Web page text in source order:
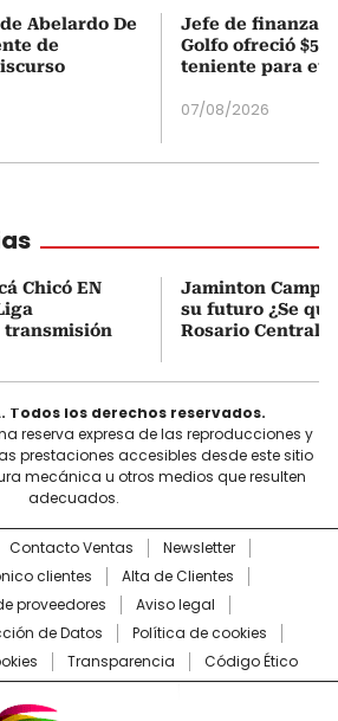
Abelardo De
de
Jefe de finanzas
Golfo ofreció
teniente para
07/08/2026
Chicó EN
transmisión
Jaminton
su futuro ¿Se
Rosario Central?
Todos los derechos reservados.
reserva expresa de las reproducciones y
prestaciones accesibles desde este sitio
mecánica u otros medios que resulten
adecuados.
Contacto Ventas
Newsletter
clientes
Alta de Clientes
proveedores
Aviso legal
de Datos
Política de cookies
Transparencia Código Ético